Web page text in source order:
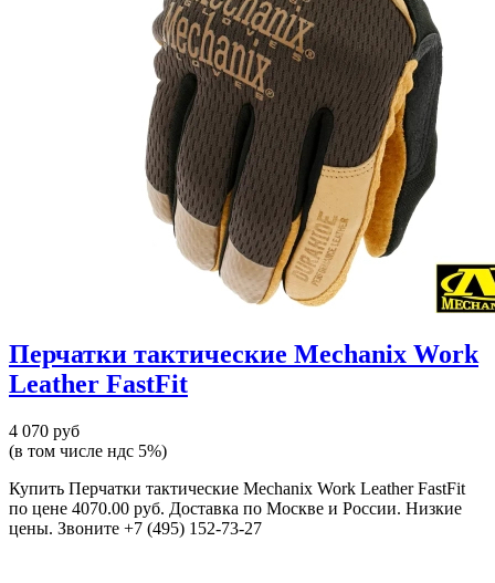
Перчатки тактические Mechanix Work
Leather FastFit
4 070 руб
(в том числе ндс 5%)
Купить Перчатки тактические Mechanix Work Leather FastFit
по цене 4070.00 руб. Доставка по Москве и России. Низкие
цены. Звоните +7 (495) 152-73-27